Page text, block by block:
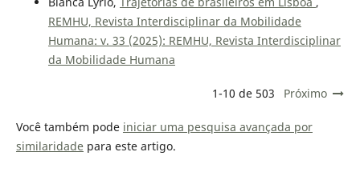
REMHU, Revista Interdisciplinar da Mobilidade
Humana: v. 33 (2025): REMHU, Revista Interdisciplinar
da Mobilidade Humana
1-10 de 503 Próximo
Você também pode iniciar uma pesquisa avançada por
similaridadepara este artigo.